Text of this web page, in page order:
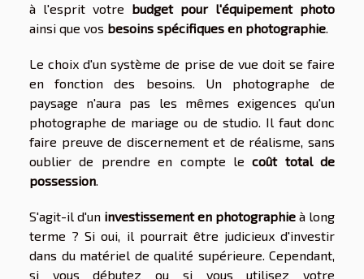
à l'esprit votre budget pour l'équipement photo
ainsi que vos besoins spécifiques en photographie.
Le choix d'un système de prise de vue doit se faire
en fonction des besoins. Un photographe de
paysage n'aura pas les mêmes exigences qu'un
photographe de mariage ou de studio. Il faut donc
faire preuve de discernement et de réalisme, sans
oublier de prendre en compte lecoût total de
possession.
S'agit-il d'un investissement en photographie à long
terme ? Si oui, il pourrait être judicieux d'investir
dans du matériel de qualité supérieure. Cependant,
si vous débutez ou si vous utilisez votre